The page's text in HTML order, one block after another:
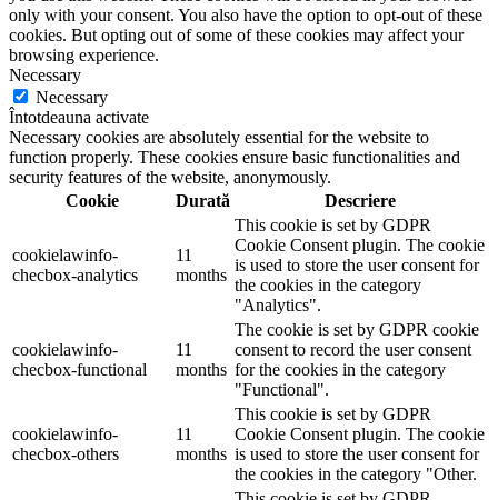
only with your consent. You also have the option to opt-out of these
cookies. But opting out of some of these cookies may affect your
browsing experience.
Necessary
Necessary
Întotdeauna activate
Necessary cookies are absolutely essential for the website to
function properly. These cookies ensure basic functionalities and
security features of the website, anonymously.
Cookie
Durată Descriere
cookielawinfo-
checbox-analytics
11
months
This cookie is set by GDPR
Cookie Consent plugin. The cookie
is used to store the user consent for
the cookies in the category
"Analytics".
cookielawinfo-
checbox-functional
11
months
The cookie is set by GDPR cookie
consent to record the user consent
for the cookies in the category
"Functional".
cookielawinfo-
checbox-others
11
months
This cookie is set by GDPR
Cookie Consent plugin. The cookie
is used to store the user consent for
the cookies in the category "Other.